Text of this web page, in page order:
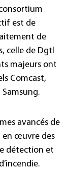
est de
de
celle de Dgtl
majeurs ont
Comcast,
avancés de
en œuvre des
détection et